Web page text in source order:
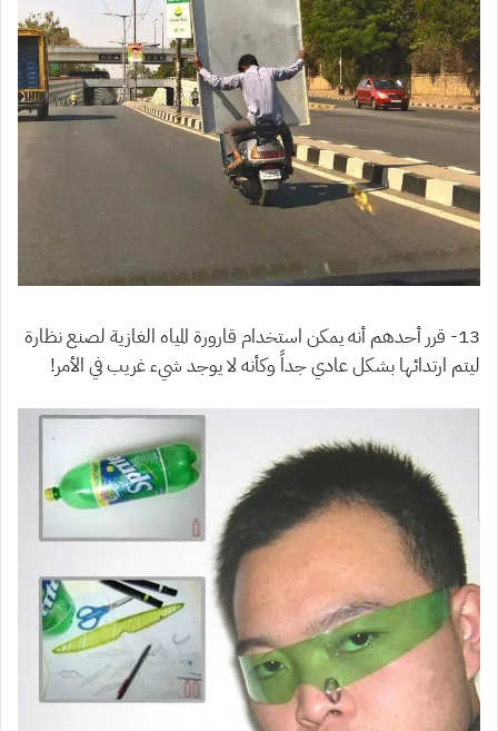
13- قرر أحدهم أنه يمكن استخدام قارورة المياه الغازية لصنع نظارة
ليتم ارتدائها بشكل عادي جداً وكأنه لا يوجد شيء غريب في الأمر!